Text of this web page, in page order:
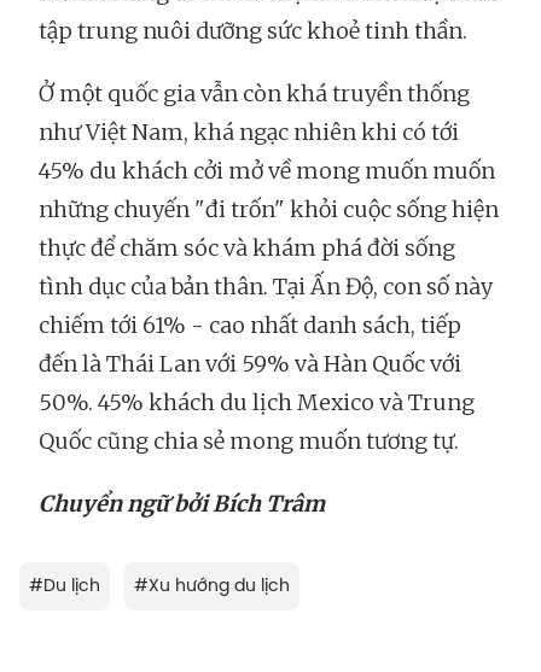
tập trung nuôi dưỡng sức khoẻ tinh thần.
Ở một quốc gia vẫn còn khá truyền thống
như Việt Nam, khá ngạc nhiên khi có tới
45% du khách cởi mở về mong muốn muốn
những chuyến "đi trốn" khỏi cuộc sống hiện
thực để chăm sóc và khám phá đời sống
tình dục của bản thân. Tại Ấn Độ, con số này
chiếm tới 61% - cao nhất danh sách, tiếp
đến là Thái Lan với 59% và Hàn Quốc với
50%. 45% khách du lịch Mexico và Trung
Quốc cũng chia sẻ mong muốn tương tự.
Chuyển ngữ bởi Bích Trâm
#Du lịch #Xu hướng du lịch